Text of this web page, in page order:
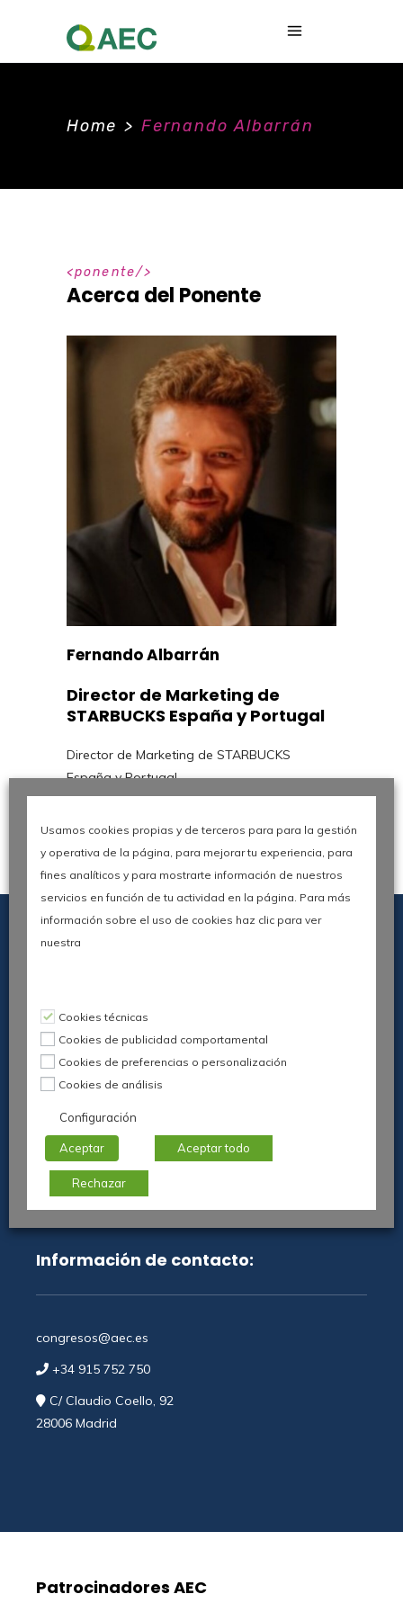
Home > Fernando Albarrán
ponente
Acerca del Ponente
Fernando Albarrán
Director de Marketing de
STARBUCKS España y Portugal
Director de Marketing de STARBUCKS
España y Portugal
IX Congreso AEC Open Experience
Madrid, 9 de Junio de 2026
Comunidad de Experiencia de Cliente
AEC © 2026
Aviso Legal
Política de privacidad–Política de Cookies
Información de contacto:
congresos@aec.es
+34 915 752 750
C/ Claudio Coello, 92
28006 Madrid
Patrocinadores AEC
Usamos cookies propias y de terceros para para la gestión
y operativa de la página, para mejorar tu experiencia, para
fines analíticos y para mostrarte información de nuestros
servicios en función de tu actividad en la página. Para más
información sobre el uso de cookies haz clic para ver
nuestra
Cookies técnicas
Cookies de publicidad comportamental
Cookies de preferencias o personalización
Cookies de análisis
Configuración
Aceptar Aceptar todo
Rechazar